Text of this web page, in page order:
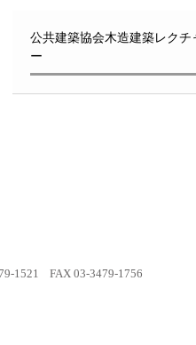
公共建築協会木造建築レクチ
ー
1521 FAX 03-3479-1756